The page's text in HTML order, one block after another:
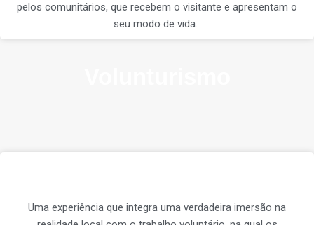
pelos comunitários, que recebem o visitante e apresentam o
seu modo de vida.
Uma experiência que integra uma verdadeira imersão na